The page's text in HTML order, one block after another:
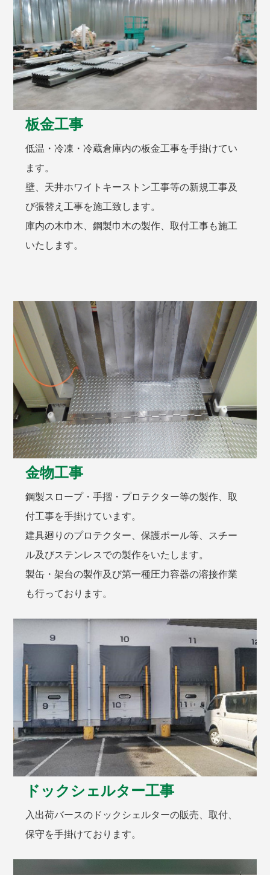
板金工事
低温・冷凍・冷蔵倉庫内の板金工事を手掛けてい
ます。
壁、天井ホワイトキーストン工事等の新規工事及
び張替え工事を施工致します。
庫内の木巾木、鋼製巾木の製作、取付工事も施工
いたします。
金物工事
鋼製スロープ・手摺・プロテクター等の製作、取
付工事を手掛けています。
建具廻りのプロテクター、保護ポール等、スチー
ル及びステンレスでの製作をいたします。
製缶・架台の製作及び第一種圧力容器の溶接作業
も行っております。
ドックシェルター工事
入出荷バースのドックシェルターの販売、取付、
保守を手掛けております。